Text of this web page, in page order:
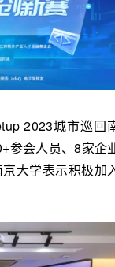
2023城市巡回
参会人员、8家企
大学表示积极加